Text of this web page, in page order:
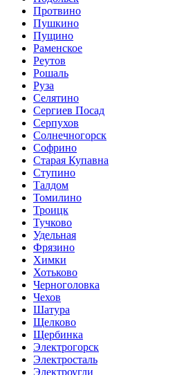
Протвино
Пушкино
Пущино
Раменское
Реутов
Рошаль
Руза
Селятино
Сергиев Посад
Серпухов
Солнечногорск
Софрино
Старая Купавна
Ступино
Талдом
Томилино
Троицк
Тучково
Удельная
Фрязино
Химки
Хотьково
Черноголовка
Чехов
Шатура
Щелково
Щербинка
Электрогорск
Электросталь
Электроугли